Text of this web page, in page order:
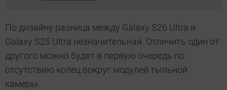
По дизайну разница между Galaxy S26 Ultra и
Galaxy S25 Ultra незначительная. Отличить один от
другого можно будет в первую очередь по
отсутствию колец вокруг модулей тыльной
камеры.